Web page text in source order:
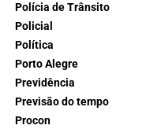
Polícia de Trânsito
Policial
Política
Porto Alegre
Previdência
Previsão do tempo
Procon